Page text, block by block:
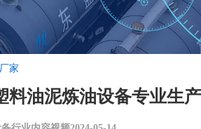
家
料油泥炼油设备专业生